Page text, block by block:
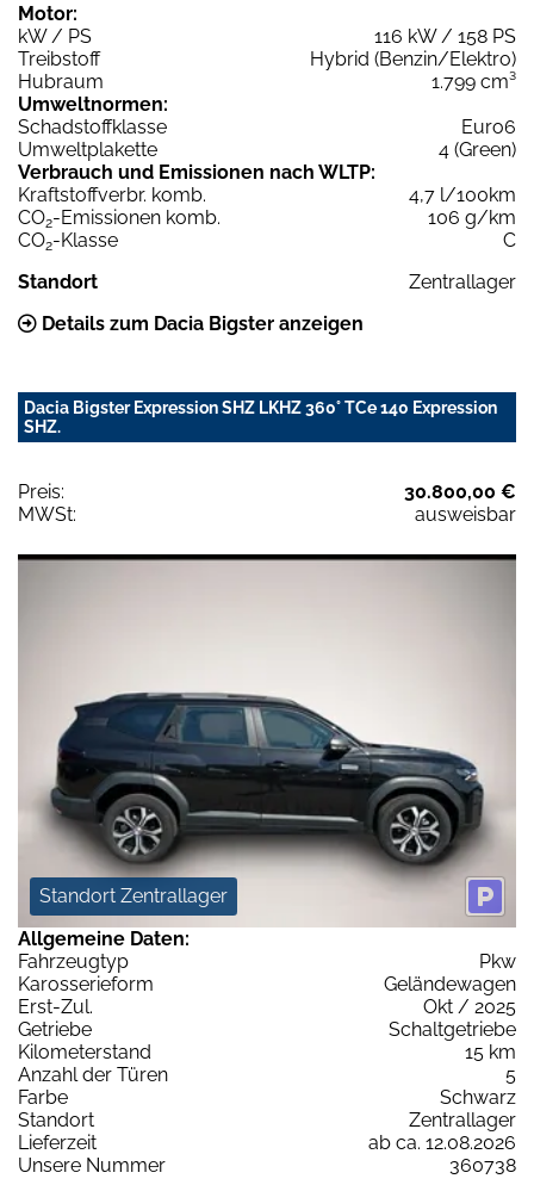
Motor:
kW / PS
116 kW / 158 PS
Treibstoff
Hybrid (Benzin/Elektro)
Hubraum
1.799 cm³
Umweltnormen:
Schadstoffklasse
Euro6
Umweltplakette
4 (Green)
Verbrauch und Emissionen nach WLTP:
Kraftstoffverbr. komb.
4,7 l/100km
CO2-Emissionen komb.
106 g/km
CO2-Klasse
C
Standort
Zentrallager
Details zum Dacia Bigster anzeigen
Dacia Bigster Expression SHZ LKHZ 360° TCe 140 Expression
SHZ.
Preis:
30.800,00 €
MWSt:
ausweisbar
Standort Zentrallager
Allgemeine Daten:
Fahrzeugtyp
Pkw
Karosserieform
Geländewagen
Erst-Zul.
Okt / 2025
Getriebe
Schaltgetriebe
Kilometerstand
15 km
Anzahl der Türen
5
Farbe
Schwarz
Standort
Zentrallager
Lieferzeit
ab ca. 12.08.2026
Unsere Nummer
360738